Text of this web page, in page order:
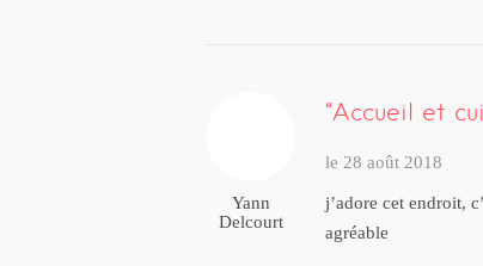
Yann
Delcourt
Accueil et
le 28 août 2018
j’adore cet endroit,
agréable